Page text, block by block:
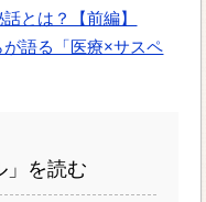
とは？【前編】
が語る「医療×サスペ
」を読む